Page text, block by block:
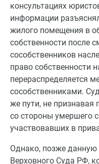
консультациях
информации
жилого помещения в
собственности после
сособственников
право собственности
перераспределяется
сособственниками.
же пути, не признавая
со стороны умершего
участвовавших в
Однако, позже
Верховного Суда РФ,